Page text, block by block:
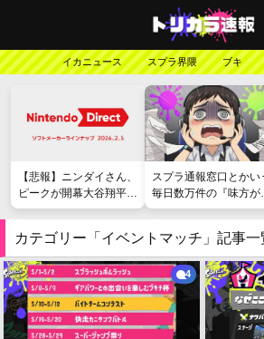
イカニュース スプラ界隈 ブキ
【悲報】ニンダイさん、
ピークが開幕大谷翔平の
がっかりダイレクトだっ
スプラ通報窓口とかい
毎日数万件の『味方が
い』愚痴を読まされる
カテゴリー「イベントマッチ」記事一
4